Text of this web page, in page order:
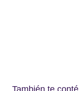
También te conté